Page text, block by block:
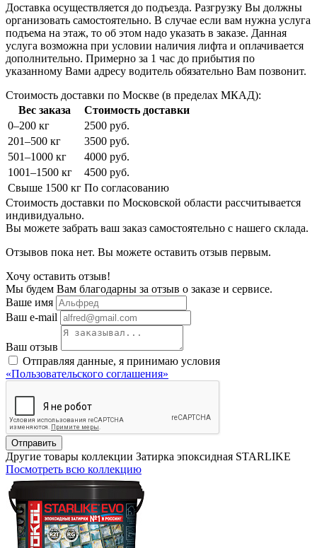
Доставка осуществляется до подъезда. Разгрузку Вы должны
организовать самостоятельно. В случае если вам нужна услуга
подъема на этаж, то об этом надо указать в заказе. Данная
услуга возможна при условии наличия лифта и оплачивается
дополнительно. Примерно за 1 час до прибытия по
указанному Вами адресу водитель обязательно Вам позвонит.
Стоимость доставки по Москве (в пределах МКАД):
Вес заказа
Стоимость доставки
0–200 кг
2500 руб.
201–500 кг
3500 руб.
501–1000 кг
4000 руб.
1001–1500 кг
4500 руб.
Свыше 1500 кг По согласованию
Стоимость доставки по Московской области рассчитывается
индивидуально.
Вы можете забрать ваш заказ самостоятельно с нашего склада.
Отзывов пока нет. Вы можете оставить отзыв первым.
Хочу оставить отзыв!
Мы будем Вам благодарны за отзыв о заказе и сервисе.
Ваше имя
Ваш e-mail
Ваш отзыв
Отправляя данные, я принимаю условия
«Пользовательского соглашения»
Отправить
Другие товары коллекции Затирка эпоксидная STARLIKE
Посмотреть всю коллекцию